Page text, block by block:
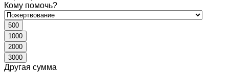
Кому помочь?
500
1000
2000
3000
Другая сумма